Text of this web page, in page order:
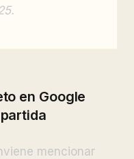
en Google
mencionar